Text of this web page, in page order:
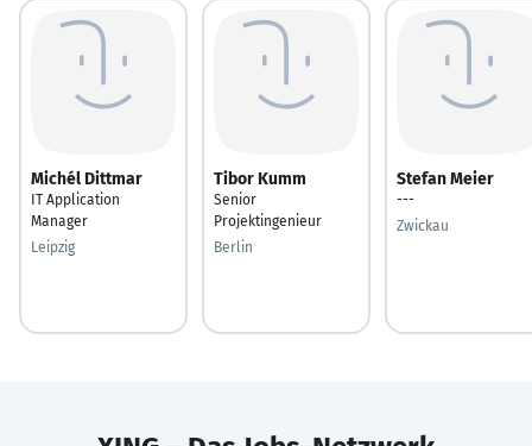
Michél Dittmar
IT Application
Manager
Leipzig
Tibor Kumm
Senior
Projektingenieur
Berlin
Stefan Meier
---
Zwickau